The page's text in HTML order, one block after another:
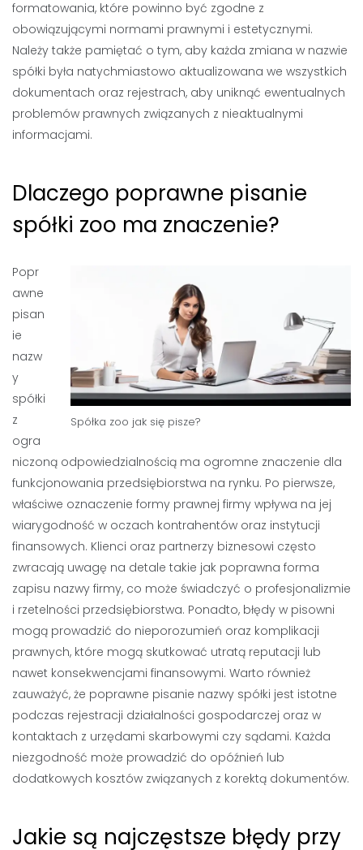
formatowania, które powinno być zgodne z
obowiązującymi normami prawnymi i estetycznymi.
Należy także pamiętać o tym, aby każda zmiana w nazwie
spółki była natychmiastowo aktualizowana we wszystkich
dokumentach oraz rejestrach, aby uniknąć ewentualnych
problemów prawnych związanych z nieaktualnymi
informacjami.
Dlaczego poprawne pisanie
spółki zoo ma znaczenie?
Spółka zoo jak się pisze?
Popr
awne
pisan
ie
nazw
y
spółki
z
ogra
niczoną odpowiedzialnością ma ogromne znaczenie dla
funkcjonowania przedsiębiorstwa na rynku. Po pierwsze,
właściwe oznaczenie formy prawnej firmy wpływa na jej
wiarygodność w oczach kontrahentów oraz instytucji
finansowych. Klienci oraz partnerzy biznesowi często
zwracają uwagę na detale takie jak poprawna forma
zapisu nazwy firmy, co może świadczyć o profesjonalizmie
i rzetelności przedsiębiorstwa. Ponadto, błędy w pisowni
mogą prowadzić do nieporozumień oraz komplikacji
prawnych, które mogą skutkować utratą reputacji lub
nawet konsekwencjami finansowymi. Warto również
zauważyć, że poprawne pisanie nazwy spółki jest istotne
podczas rejestracji działalności gospodarczej oraz w
kontaktach z urzędami skarbowymi czy sądami. Każda
niezgodność może prowadzić do opóźnień lub
dodatkowych kosztów związanych z korektą dokumentów.
Jakie są najczęstsze błędy przy